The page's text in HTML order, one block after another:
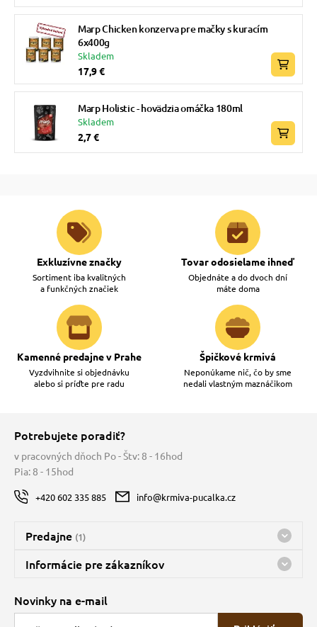
Marp Chicken konzerva pre mačky s kuracím
6x400g
Skladem
17,9 €
Marp Holistic - hovädzia omáčka 180ml
Skladem
2,7 €
Exkluzívne značky
Sortiment iba kvalitných
a funkčných značiek
Tovar odosielame ihneď
Objednáte a do dvoch dní
máte doma
Kamenné predajne v Prahe
Vyzdvihnite si objednávku
alebo si príďte pre radu
Špičkové krmivá
Neponúkame nič, čo by sme
nedali vlastným maznáčikom
Potrebujete poradiť?
v pracovných dňoch Po - Štv: 8 - 16hod
Pia: 8 - 15hod
+420 602 335 885 info@krmiva-pucalka.cz
Predajne (1)
Predajňa a sklad Kbely
Informácie pre zákazníkov
O spoločnosti
Novinky na e-mail